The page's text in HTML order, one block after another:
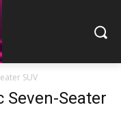
SUV
Seven-Seater